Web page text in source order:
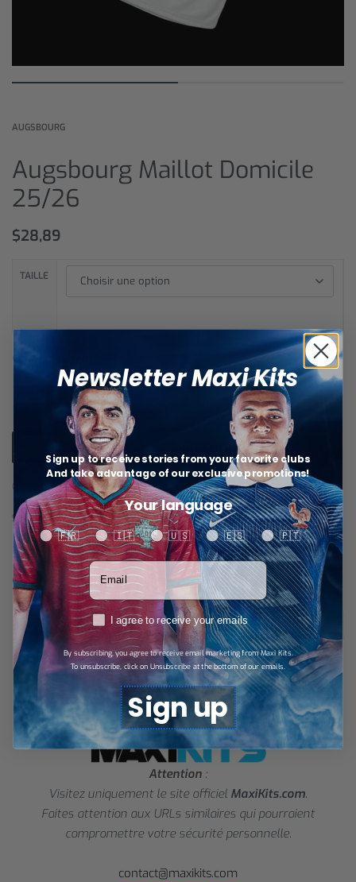
AUGSBOURG
Augsbourg Maillot Domicile
25/26
$28,89
TAILLE
Guide des tailles
Ajouter au panier
Catégories :Augsbourg, Augsbourg+
SHARE
Specifications
TAILLE S, M, L, XL, XXL
Attention :
Visitez uniquement le site officiel MaxiKits.com.
Faites attention aux URLs similaires qui pourraient
compromettre votre sécurité personnelle.
contact@maxikits.com
Newsletter Maxi Kits
Sign up to receive stories from your favorite clubs
And take advantage of our exclusive promotions!
Your language
Your language
🇫🇷 🇮🇹 🇺🇸 🇪🇸 🇵🇹
Votre adresse email
RGPDI agree to receive your emails
By subscribing, you agree to receive email marketing from Maxi Kits.
To unsubscribe, click on Unsubscribe at the bottom of our emails.
Sign up